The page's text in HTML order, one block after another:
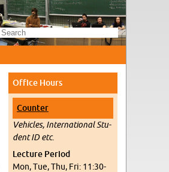
Of­fice Hours
Counter
Ve­hi­cles, In­ter­na­tional Stu­
dent ID etc.
Lec­ture Pe­riod
Mon, Tue, Thu, Fri: 11:30-